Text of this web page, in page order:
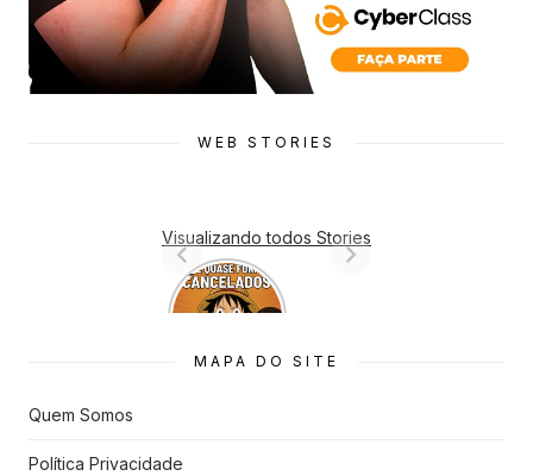
WEB STORIES
Visualizando todos Stories
7 Animes
que quase
s
MAPA DO SITE
Quem Somos
Política Privacidade